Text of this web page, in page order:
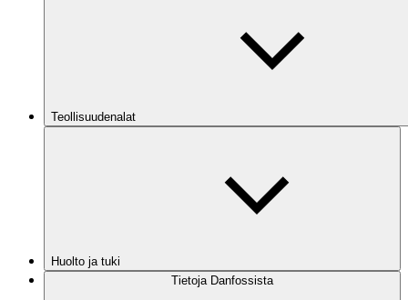
Teollisuudenalat
Huolto ja tuki
Tietoja Danfossista